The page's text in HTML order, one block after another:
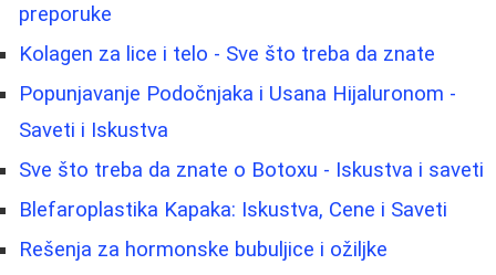
preporuke
Kolagen za lice i telo - Sve što treba da znate
Popunjavanje Podočnjaka i Usana Hijaluronom -
Saveti i Iskustva
Sve što treba da znate o Botoxu - Iskustva i saveti
Blefaroplastika Kapaka: Iskustva, Cene i Saveti
Rešenja za hormonske bubuljice i ožiljke